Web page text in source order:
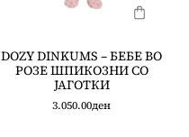
DOZY DINKUMS – БЕБЕ ВО
РОЗЕ ШПИКОЗНИ СО
ЈАГОТКИ
3.050.00ден